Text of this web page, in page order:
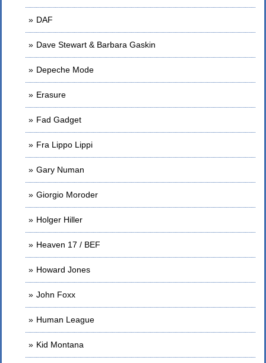
DAF
Dave Stewart & Barbara Gaskin
Depeche Mode
Erasure
Fad Gadget
Fra Lippo Lippi
Gary Numan
Giorgio Moroder
Holger Hiller
Heaven 17 / BEF
Howard Jones
John Foxx
Human League
Kid Montana